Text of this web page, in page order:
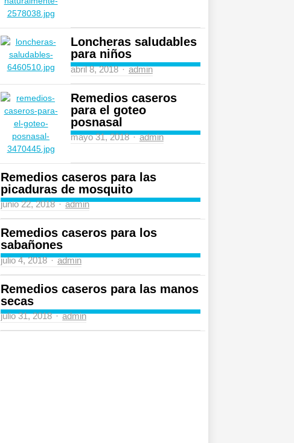
Loncheras saludables
para niños
abril 8, 2018 Author
admin
Remedios caseros
para el goteo
posnasal
mayo 31, 2018 Author
admin
Remedios caseros para las
picaduras de mosquito
junio 22, 2018 Author
admin
Remedios caseros para los
sabañones
julio 4, 2018 Author
admin
Remedios caseros para las manos
secas
julio 31, 2018 Author
admin